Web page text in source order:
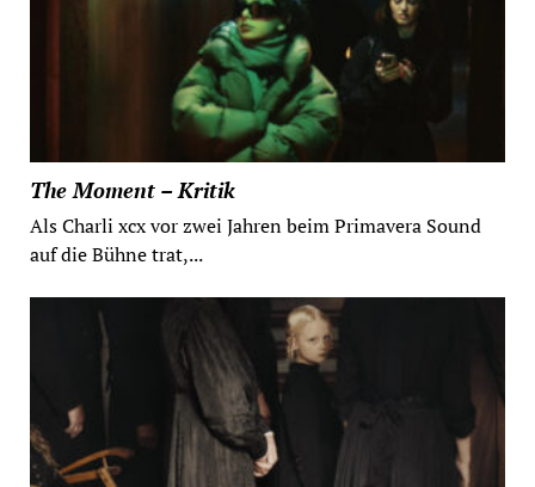
The Moment – Kritik
Als Charli xcx vor zwei Jahren beim Primavera Sound
auf die Bühne trat,...